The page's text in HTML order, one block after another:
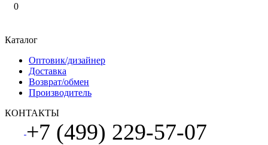
0
Каталог
Оптовик/дизайнер
Доставка
Возврат/обмен
Производитель
КОНТАКТЫ
+7 (499) 229-57-07